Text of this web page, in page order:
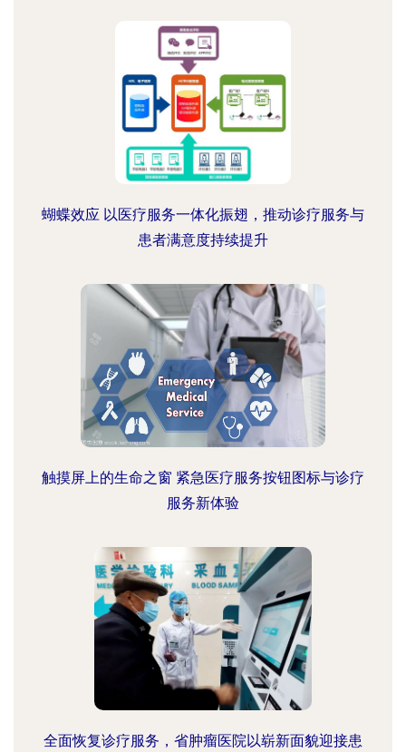
蝴蝶效应 以医疗服务一体化振翅，推动诊疗服务与
患者满意度持续提升
触摸屏上的生命之窗 紧急医疗服务按钮图标与诊疗
服务新体验
全面恢复诊疗服务，省肿瘤医院以崭新面貌迎接患